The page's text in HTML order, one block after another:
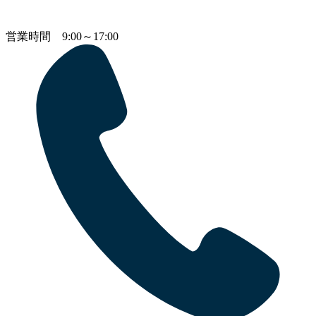
営業時間 9:00～17:00